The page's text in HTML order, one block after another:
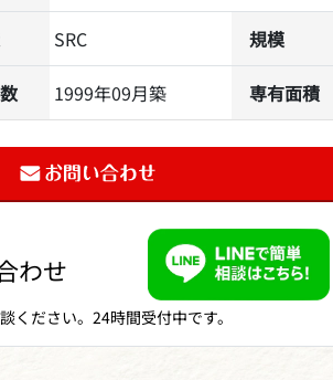
SRC 規模
1999年09月築 専有面積
わせ
ください。24時間受付中です。